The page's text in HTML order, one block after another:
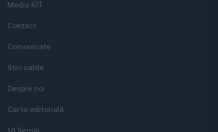
Media KIT
Contact
Comunicate
Stiri calde
Despre noi
Carta editorială